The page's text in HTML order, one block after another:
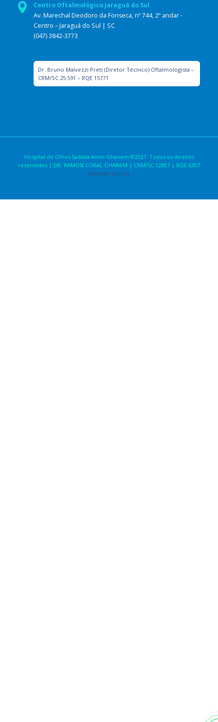
Centro Oftalmológico Jaraguá do Sul
Av. Marechal Deodoro da Fonseca, nº 744, 2º andar -
Centro – Jaraguá do Sul | SC
(047) 3842-3773
Dr. Bruno Malvezzi Preti (Diretor Técnico) Oftalmologista –
CRM/SC 25.591 – RQE 15771
Hospital de Olhos Sadalla Amin Ghanem ©2021. Todos os direitos
reservados | DR. RAMON CORAL GHANEM | CRM/SC 12887 | RQE 6307
agentecria.com